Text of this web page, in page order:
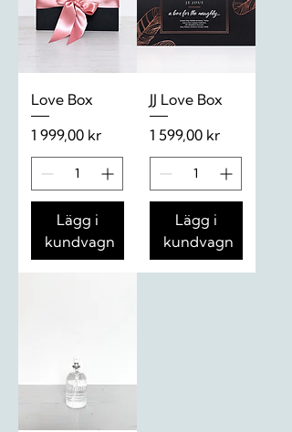
Love Box
Pris
1 999,00 kr
Lägg i
kundvagn
JJ Love Box
Pris
1 599,00 kr
Lägg i
kundvagn